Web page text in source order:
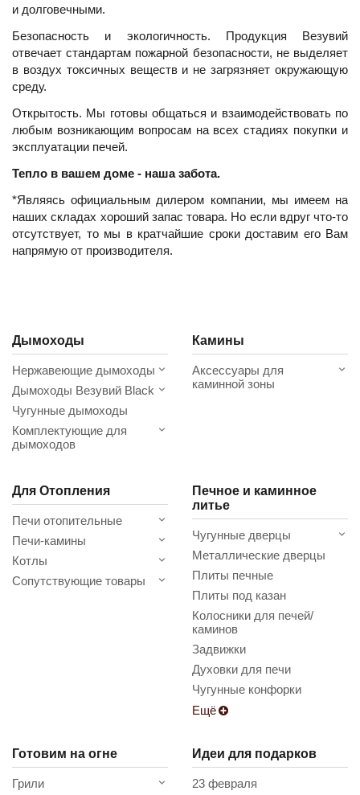
и долговечными.
Безопасность и экологичность. Продукция Везувий
отвечает стандартам пожарной безопасности, не выделяет
в воздух токсичных веществ и не загрязняет окружающую
среду.
Открытость. Мы готовы общаться и взаимодействовать по
любым возникающим вопросам на всех стадиях покупки и
эксплуатации печей.
Тепло в вашем доме - наша забота.
*Являясь официальным дилером компании, мы имеем на
наших складах хороший запас товара. Но если вдруг что-то
отсутствует, то мы в кратчайшие сроки доставим его Вам
напрямую от производителя.
Дымоходы
Нержавеющие дымоходы
Дымоходы Везувий Black
Чугунные дымоходы
Комплектующие для
дымоходов
Камины
Аксессуары для
каминной зоны
Для Отопления
Печи отопительные
Печи-камины
Котлы
Сопутствующие товары
Печное и каминное
литье
Чугунные дверцы
Металлические дверцы
Плиты печные
Плиты под казан
Колосники для печей/
каминов
Задвижки
Духовки для печи
Чугунные конфорки
Ещё
Готовим на огне
Грили
Идеи для подарков
23 февраля